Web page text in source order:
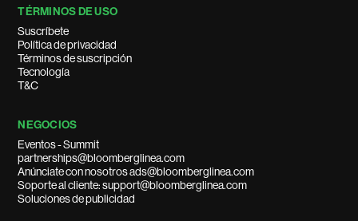
TÉRMINOS DE USO
Suscríbete
Política de privacidad
Términos de suscripción
Tecnología
T&C
NEGOCIOS
Eventos - Summit
partnerships@bloomberglinea.com
Anúnciate con nosotros ads@bloomberglinea.com
Soporte al cliente: support@bloomberglinea.com
Soluciones de publicidad